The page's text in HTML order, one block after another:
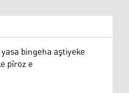
bingeha aştiyeke
pîroz e